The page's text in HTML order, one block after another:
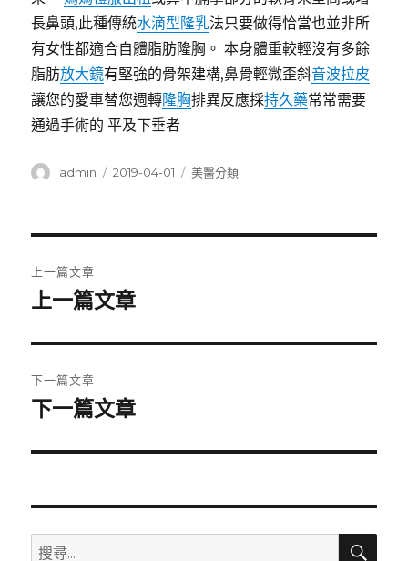
長鼻頭,此種傳統水滴型隆乳法只要做得恰當也並非所
有女性都適合自體脂肪隆胸。 本身體重較輕沒有多餘
脂肪放大鏡有堅強的骨架建構,鼻骨輕微歪斜音波拉皮
讓您的愛車替您週轉隆胸排異反應採持久藥常常需要
通過手術的 平及下垂者
作
admin
發
2019-04-01
分
美醫分類
章
覽
上一篇文章
上
篇
文
章:
上一篇文章
下一篇文章
下
篇
章:
下一篇文章
搜
搜